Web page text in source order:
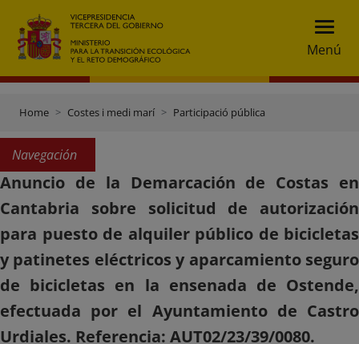
Menú
Home Costes i medi marí Participació pública
Navegación
Anuncio de la Demarcación de Costas en
Cantabria sobre solicitud de autorización
para puesto de alquiler público de bicicletas
y patinetes eléctricos y aparcamiento seguro
de bicicletas en la ensenada de Ostende,
efectuada por el Ayuntamiento de Castro
Urdiales. Referencia: AUT02/23/39/0080.